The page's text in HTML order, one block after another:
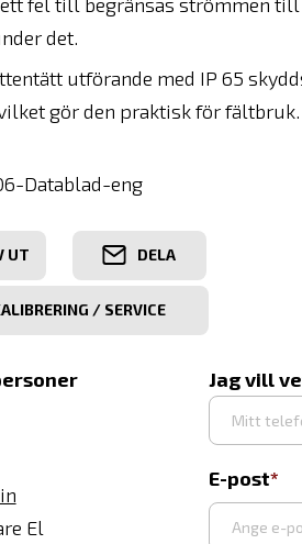
det.
utförande med IP 65
gör den praktisk för fältbruk.
Datablad-eng
UT DELA
/ SERVICE
El
Jag vill
E-post